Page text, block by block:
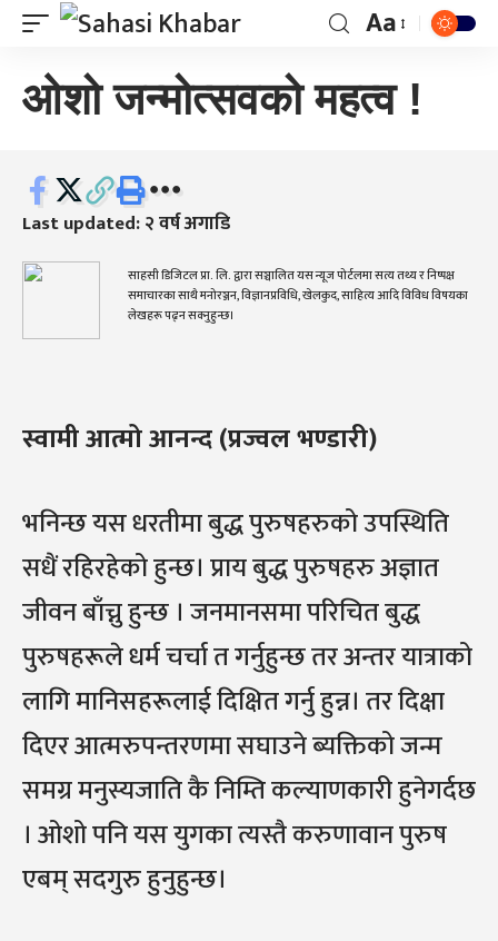
Aa
ओशो जन्मोत्सवको महत्व !
Last updated: २ वर्ष अगाडि
साहसी डिजिटल प्रा. लि. द्वारा सञ्चालित यस न्यूज पोर्टलमा सत्य तथ्य र निष्पक्ष
समाचारका साथै मनोरञ्जन, विज्ञानप्रविधि, खेलकुद, साहित्य आदि विविध विषयका
लेखहरू पढ्न सक्नुहुन्छ।
स्वामी आत्मो आनन्द (प्रज्वल भण्डारी)
भनिन्छ यस धरतीमा बुद्ध पुरुषहरुको उपस्थिति
सधैं रहिरहेको हुन्छ। प्राय बुद्ध पुरुषहरु अज्ञात
जीवन बाँच्नु हुन्छ । जनमानसमा परिचित बुद्ध
पुरुषहरूले धर्म चर्चा त गर्नुहुन्छ तर अन्तर यात्राको
लागि मानिसहरूलाई दिक्षित गर्नु हुन्न। तर दिक्षा
दिएर आत्मरुपन्तरणमा सघाउने ब्यक्तिको जन्म
समग्र मनुस्यजाति कै निम्ति कल्याणकारी हुनेगर्दछ
। ओशो पनि यस युगका त्यस्तै करुणावान पुरुष
एबम् सदगुरु हुनुहुन्छ।